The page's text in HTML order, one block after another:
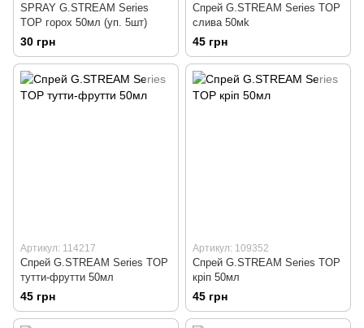
SPRAY G.STREAM Series
TOP горох 50мл (уп. 5шт)
30 грн
Спрей G.STREAM Series TOP
слива 50мk
45 грн
Артикул: 114217
Спрей G.STREAM Series TOP
тутти-фрутти 50мл
45 грн
Артикул: 109352
Спрей G.STREAM Series TOP
крiп 50мл
45 грн